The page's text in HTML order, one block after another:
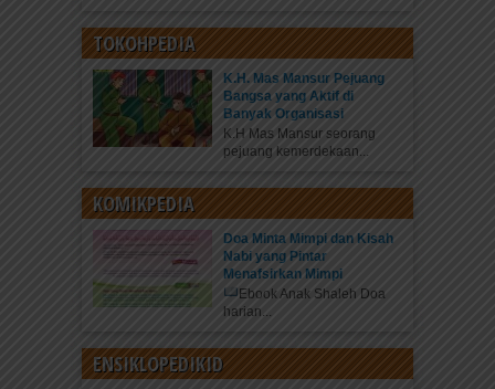
TOKOHPEDIA
K.H. Mas Mansur Pejuang
Bangsa yang Aktif di
Banyak Organisasi
K.H Mas Mansur seorang
pejuang kemerdekaan...
KOMIKPEDIA
Doa Minta Mimpi dan Kisah
Nabi yang Pintar
Menafsirkan Mimpi
Ebook Anak Shaleh Doa
harian...
ENSIKLOPEDIKID